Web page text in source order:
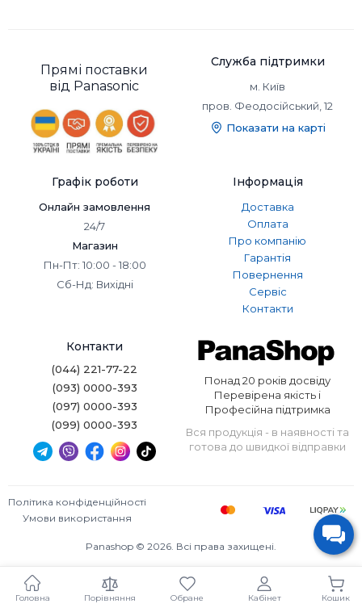
Прямі поставки
від Panasonic
Служба підтримки
м. Київ
пров. Феодосійський, 12
Показати на карті
Графік роботи
Онлайн замовлення
24/7
Магазин
Пн-Пт: 10:00 - 18:00
Сб-Нд: Вихідні
Інформація
Доставка
Оплата
Про компанію
Гарантія
Повернення
Сервіс
Контакти
Контакти
(044) 221-77-22
(093) 0000-393
(097) 0000-393
(099) 0000-393
Понад 20 років досвіду
Перевірена якість і
Професійна підтримка
Вся продукція - в наявності та
готова до швидкої відправки
Panashop © 2026. Всі права захищені.
Політика конфіденційності
Умови використання
Головна Порівняння Обране Кабінет Кошик